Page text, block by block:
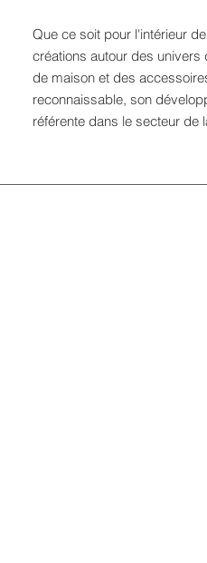
Que ce soit pour l'intérieur
créations autour des
de maison et des
reconnaissable, son
référente dans le secteur de